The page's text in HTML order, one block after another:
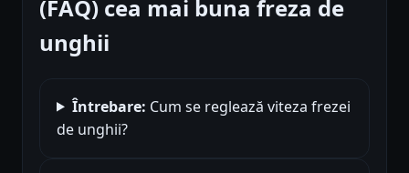
(FAQ) cea mai buna freza de
unghii
Întrebare: Cum se reglează viteza frezei
de unghii?